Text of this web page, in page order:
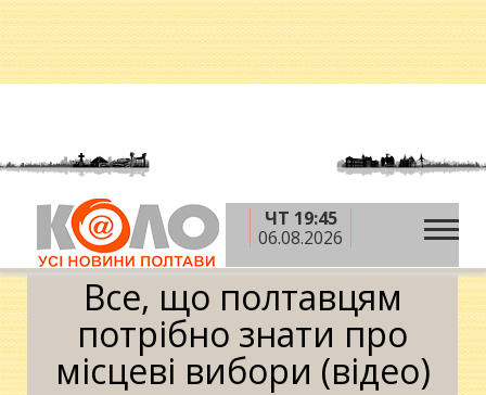
ЧТ 19:45
06.08.2026
Головна » Вибори-2015
Все, що полтавцям
потрібно знати про місцеві вибори (відео)
Все, що полтавцям
потрібно знати про
місцеві вибори (відео)